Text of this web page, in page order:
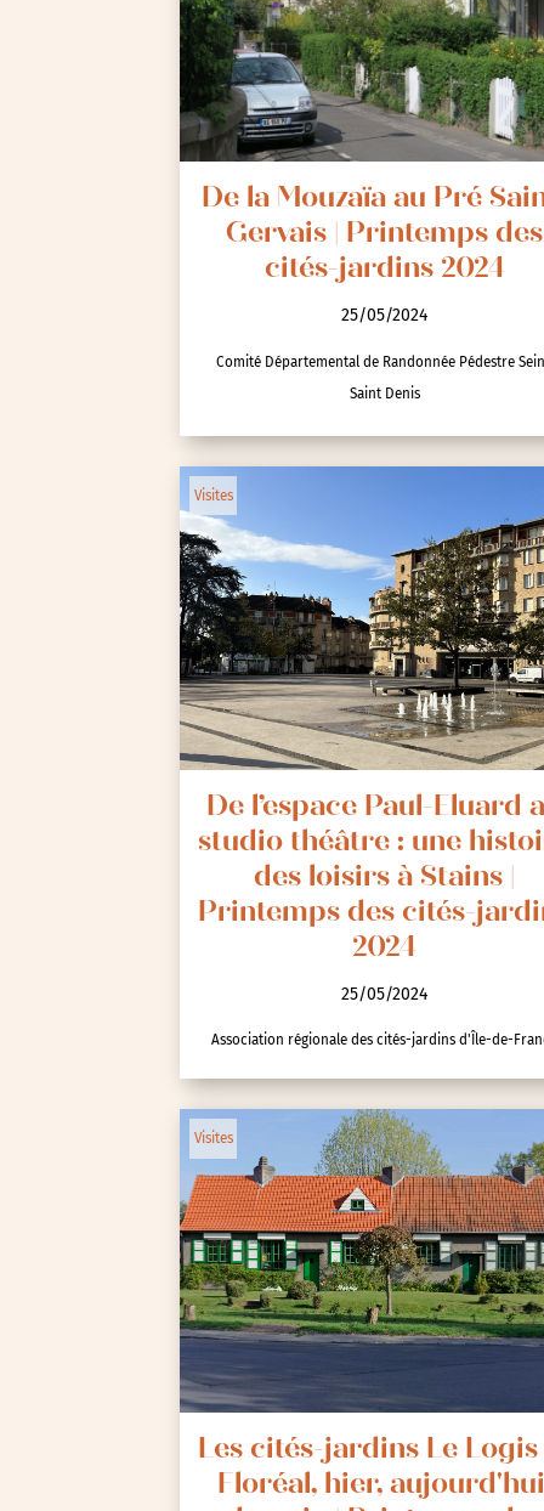
Animations / Jeune
Ateliers
Cinéma
Conférences
Cycle de rencontres
Evenements publics
Expositions
Œuvre collective/
Parcours en autonomie
Parole aux habitants
Randonnées
De la Mouzaïa au Pré
Gervais | Printemps des
cités-jardins 2024
25/05/2024
Comité Départemental de Randonnée Pédestre
Saint Denis
Visites
De l’espace Paul-Eluard
studio théâtre : une
des loisirs à Stains |
Printemps des cités-
2024
25/05/2024
Association régionale des cités-jardins d'Île-de-
Visites
Les cités-jardins Le Logis
Floréal, hier,